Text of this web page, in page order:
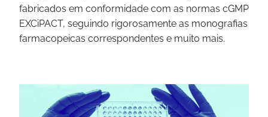
fabricados em conformidade com as normas cGMP
EXCiPACT, seguindo rigorosamente as monografias
farmacopeicas correspondentes e muito mais.